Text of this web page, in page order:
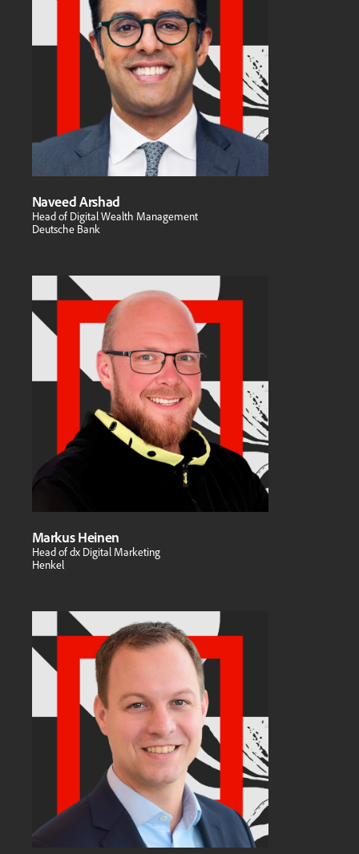
Naveed Arshad
Head of Digital Wealth Management
Deutsche Bank
Markus Heinen
Head of dx Digital Marketing
Henkel